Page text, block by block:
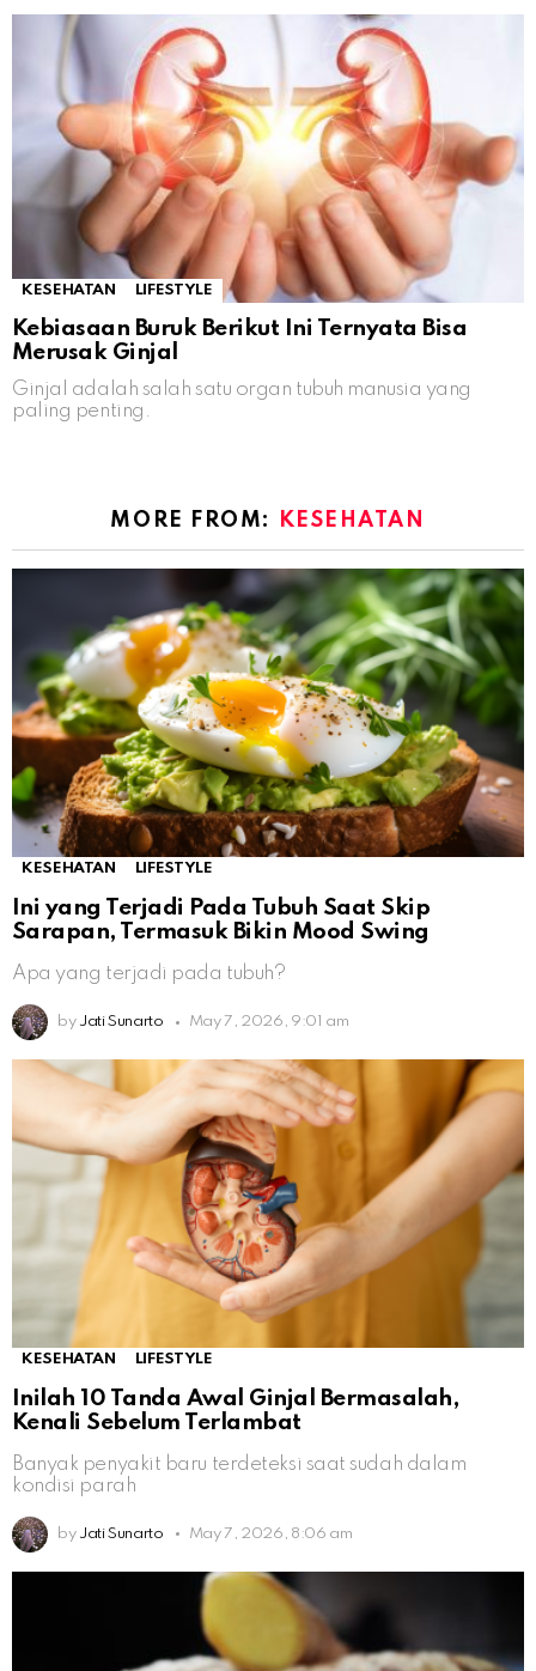
KESEHATAN LIFESTYLE
Kebiasaan Buruk Berikut Ini Ternyata Bisa
Merusak Ginjal
Ginjal adalah salah satu organ tubuh manusia yang
paling penting.
MORE FROM: KESEHATAN
KESEHATAN LIFESTYLE
Ini yang Terjadi Pada Tubuh Saat Skip
Sarapan, Termasuk Bikin Mood Swing
Apa yang terjadi pada tubuh?
by Jati Sunarto May 7, 2026, 9:01 am
KESEHATAN LIFESTYLE
Inilah 10 Tanda Awal Ginjal Bermasalah,
Kenali Sebelum Terlambat
Banyak penyakit baru terdeteksi saat sudah dalam
kondisi parah
by Jati Sunarto May 7, 2026, 8:06 am